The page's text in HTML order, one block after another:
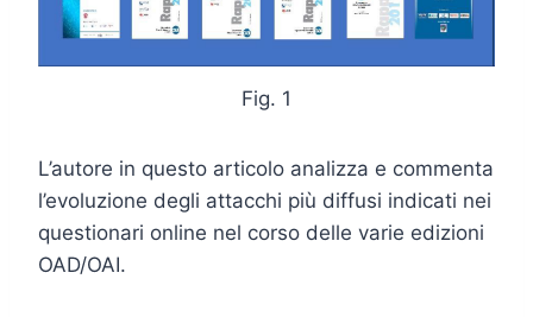
Fig. 1
L’autore in questo articolo analizza e commenta
l’evoluzione degli attacchi più diffusi indicati nei
questionari online nel corso delle varie edizioni
OAD/OAI.